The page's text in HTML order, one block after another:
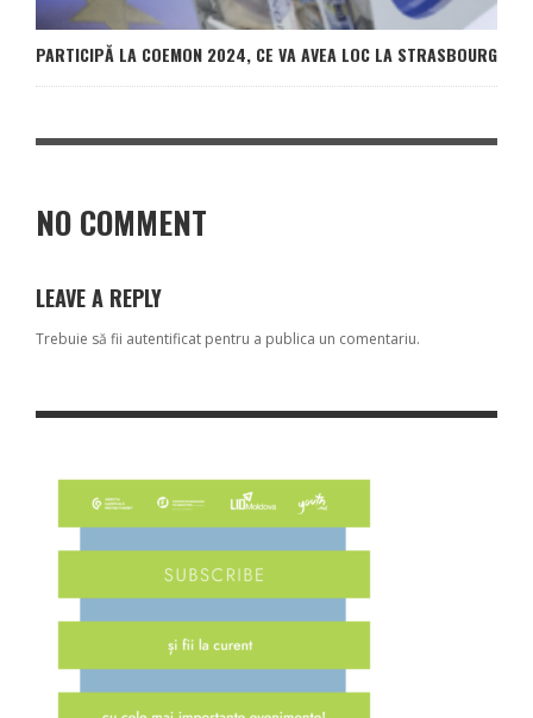
PARTICIPĂ LA COEMON 2024, CE VA AVEA LOC LA STRASBOURG
NO COMMENT
LEAVE A REPLY
Trebuie să fii autentificat pentru a publica un comentariu.